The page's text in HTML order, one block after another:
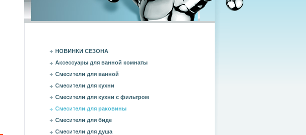
НОВИНКИ СЕЗОНА
Аксессуары для ванной комнаты
Смесители для ванной
Смесители для кухни
Смесители для кухни с фильтром
Смесители для раковины
Смесители для биде
Смесители для душа